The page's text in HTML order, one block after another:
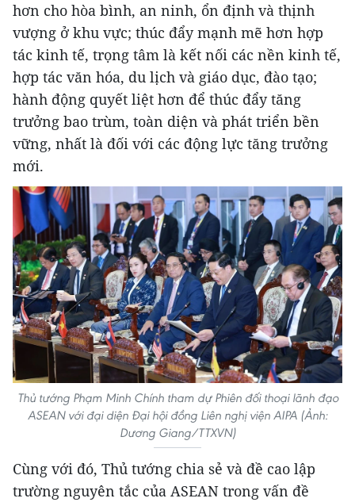
hơn cho hòa bình, an ninh, ổn định và thịnh
vượng ở khu vực; thúc đẩy mạnh mẽ hơn hợp
tác kinh tế, trọng tâm là kết nối các nền kinh tế,
hợp tác văn hóa, du lịch và giáo dục, đào tạo;
hành động quyết liệt hơn để thúc đẩy tăng
trưởng bao trùm, toàn diện và phát triển bền
vững, nhất là đối với các động lực tăng trưởng
mới.
Thủ tướng Phạm Minh Chính tham dự Phiên đối thoại lãnh đạo
ASEAN với đại diện Đại hội đồng Liên nghị viện AIPA (Ảnh:
Dương Giang/TTXVN)
Cùng với đó, Thủ tướng chia sẻ và đề cao lập
trường nguyên tắc của ASEAN trong vấn đề